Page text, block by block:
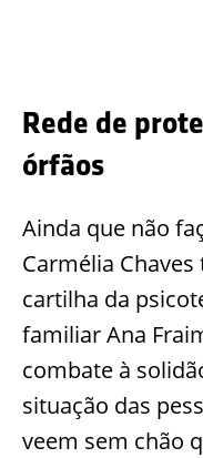
Rede de
órfãos
Ainda que não
Carmélia
cartilha da
familiar Ana
combate à
situação das
veem sem chão